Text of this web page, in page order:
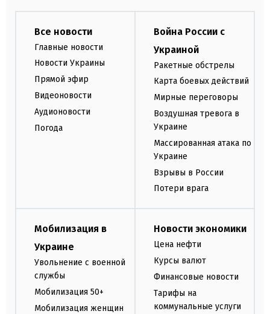
Все новости
Главные новости
Новости Украины
Прямой эфир
Видеоновости
Аудионовости
Погода
Война России с
Украиной
Ракетные обстрелы
Карта боевых действий
Мирные переговоры
Воздушная тревога в
Украине
Массированная атака по
Украине
Взрывы в России
Потери врага
Мобилизация в
Украине
Увольнение с военной
службы
Мобилизация 50+
Мобилизация женщин
Новости экономики
Цена нефти
Курсы валют
Финансовые новости
Тарифы на
коммунальные услуги